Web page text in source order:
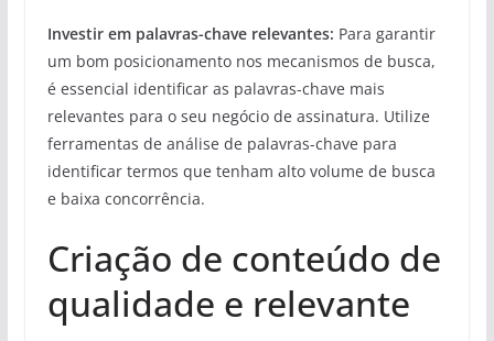
Investir em palavras-chave relevantes: Para garantir
um bom posicionamento nos mecanismos de busca,
é essencial identificar as palavras-chave mais
relevantes para o seu negócio de assinatura. Utilize
ferramentas de análise de palavras-chave para
identificar termos que tenham alto volume de busca
e baixa concorrência.
Criação de conteúdo de
qualidade e relevante